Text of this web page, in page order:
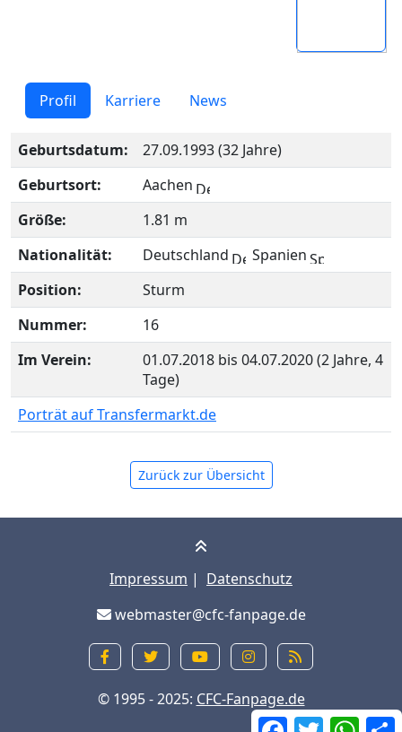
Facebook
Twitter
Profil Karriere News
Geburtsdatum:
27.09.1993 (32 Jahre)
Geburtsort:
Aachen
Größe:
1.81 m
Nationalität:
Deutschland
Spanien
Position:
Sturm
Nummer:
16
Im Verein:
01.07.2018 bis 04.07.2020 (2 Jahre, 4
Tage)
Porträt auf Transfermarkt.de
Zurück zur Übersicht
Impressum | Datenschutz
webmaster@cfc-fanpage.de
© 1995 - 2025: CFC-Fanpage.de